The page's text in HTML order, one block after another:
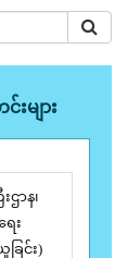
များ
ဌာန၊
း
ြင်း)